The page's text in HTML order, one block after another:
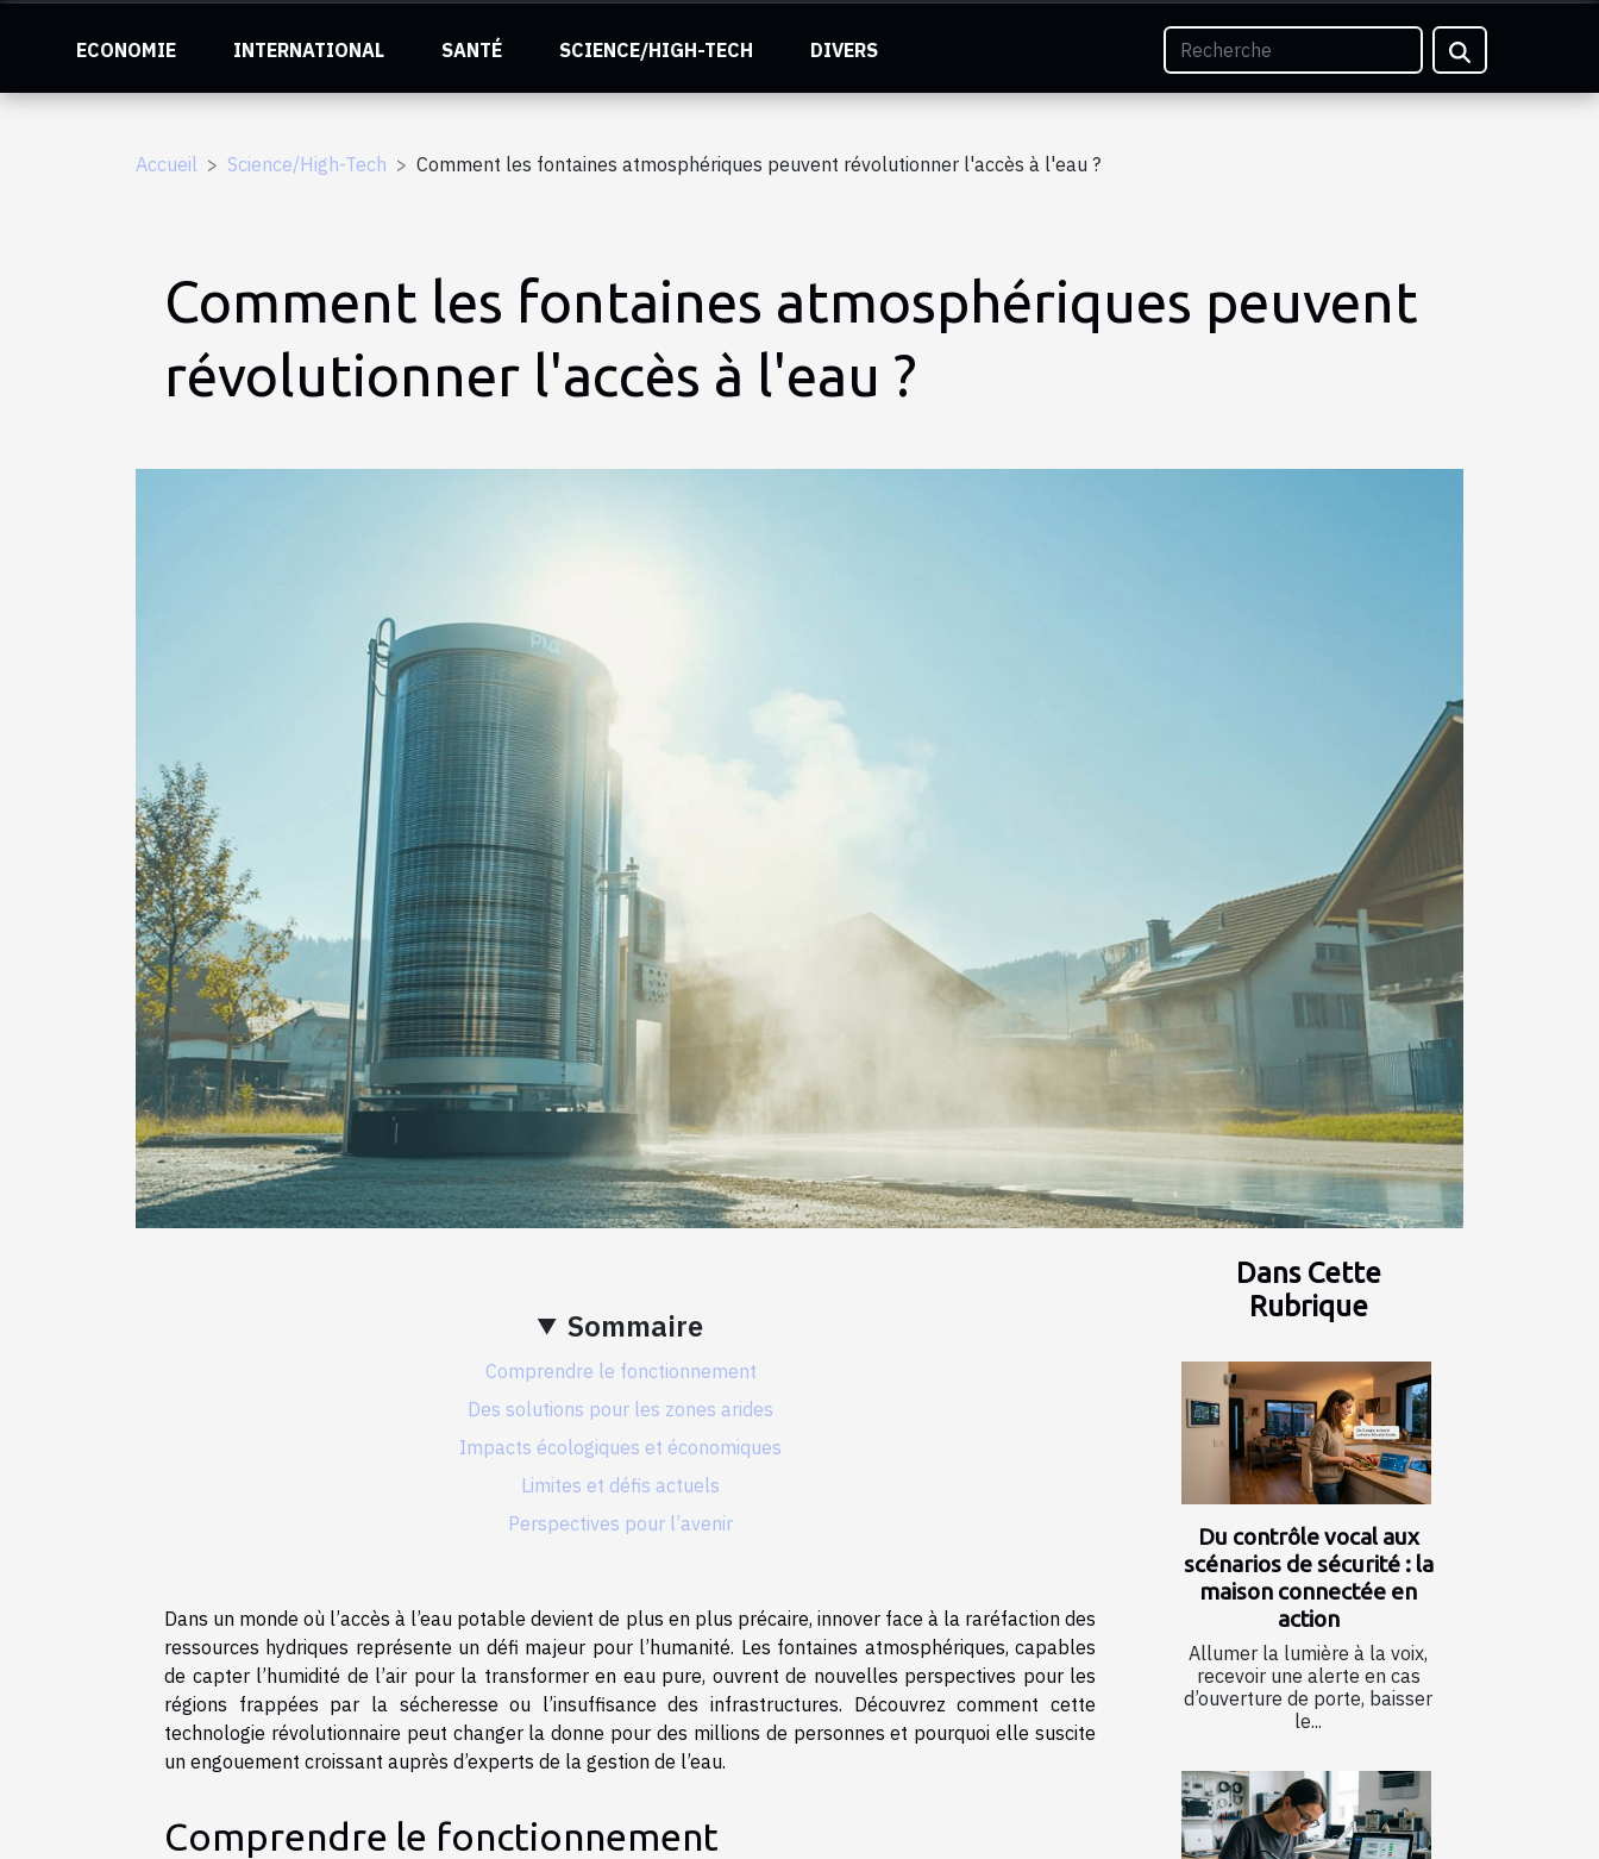
ECONOMIE INTERNATIONAL SANTÉ SCIENCE/HIGH-TECH DIVERS
Accueil Science/High-Tech Comment les fontaines atmosphériques peuvent révolutionner l'accès à l'eau ?
Comment les fontaines atmosphériques peuvent
révolutionner l'accès à l'eau ?
Sommaire
Comprendre le fonctionnement
Des solutions pour les zones arides
Impacts écologiques et économiques
Limites et défis actuels
Perspectives pour l’avenir
Dans un monde où l’accès à l’eau potable devient de plus en plus précaire, innover face à la raréfaction des
ressources hydriques représente un défi majeur pour l’humanité. Les fontaines atmosphériques, capables
de capter l’humidité de l’air pour la transformer en eau pure, ouvrent de nouvelles perspectives pour les
régions frappées par la sécheresse ou l’insuffisance des infrastructures. Découvrez comment cette
technologie révolutionnaire peut changer la donne pour des millions de personnes et pourquoi elle suscite
un engouement croissant auprès d’experts de la gestion de l’eau.
Comprendre le fonctionnement
Dans Cette
Rubrique
Du contrôle vocal aux
scénarios de sécurité : la
maison connectée en
action
Allumer la lumière à la voix,
recevoir une alerte en cas
d’ouverture de porte, baisser
le...